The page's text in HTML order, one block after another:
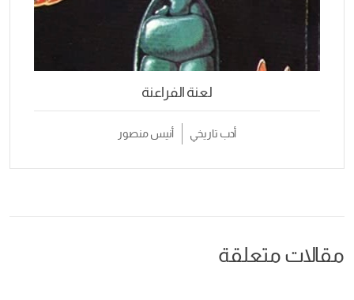
لعنة الفراعنة
أدب تاريخي أنيس منصور
مقالات متعلقة